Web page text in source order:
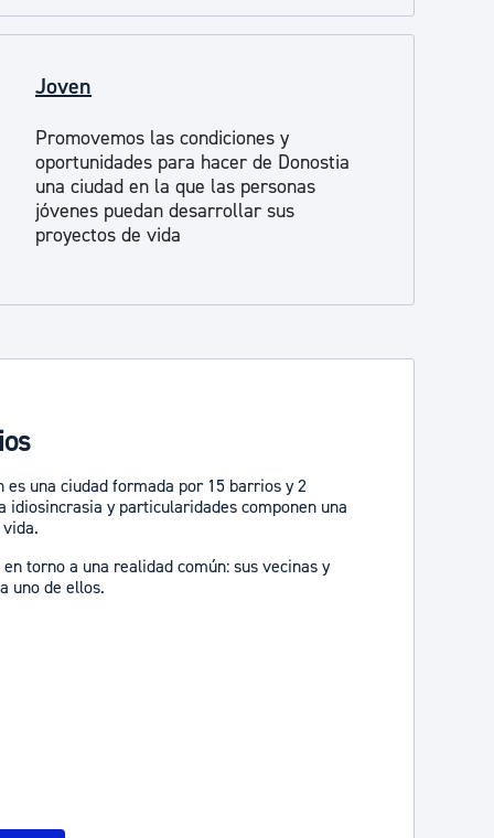
Joven
Promovemos las condiciones y
oportunidades para hacer de Donostia
una ciudad en la que las personas
jóvenes puedan desarrollar sus
proyectos de vida
una ciudad formada por 15 barrios y 2
y particularidades componen una
torno a una realidad común: sus vecinas y
uno de ellos.